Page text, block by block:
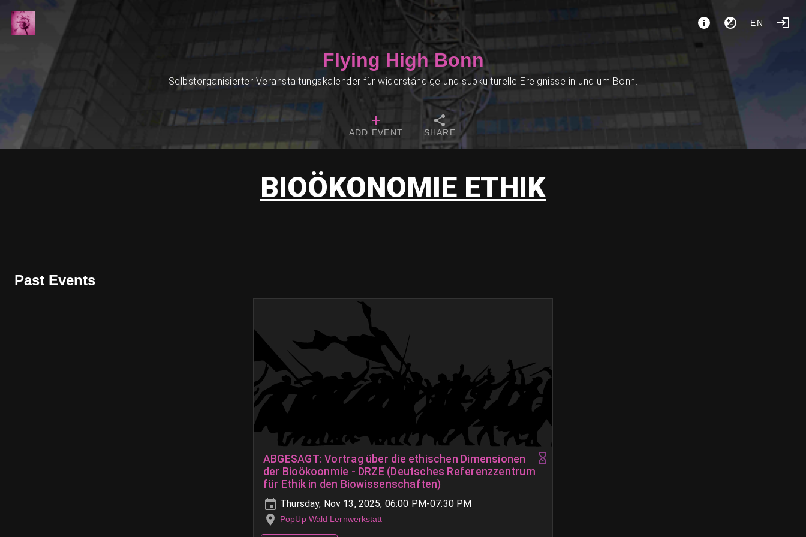
EN
Flying High Bonn
Selbstorganisierter Veranstaltungskalender für widerständige und subkulturelle Ereignisse in und um Bonn.
ADD EVENT SHARE
BIOÖKONOMIE ETHIK
Past Events
ABGESAGT: Vortrag über die ethischen Dimensionen
der Bioökoonmie - DRZE (Deutsches Referenzzentrum
für Ethik in den Biowissenschaften)
Thursday, Nov 13, 2025, 06:00 PM-07:30 PM
PopUp Wald Lernwerkstatt